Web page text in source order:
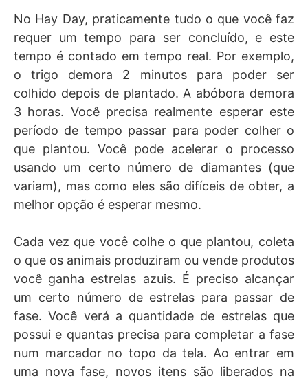
No Hay Day, praticamente tudo o que você faz
requer um tempo para ser concluído, e este
tempo é contado em tempo real. Por exemplo,
o trigo demora 2 minutos para poder ser
colhido depois de plantado. A abóbora demora
3 horas. Você precisa realmente esperar este
período de tempo passar para poder colher o
que plantou. Você pode acelerar o processo
usando um certo número de diamantes (que
variam), mas como eles são difíceis de obter, a
melhor opção é esperar mesmo.
Cada vez que você colhe o que plantou, coleta
o que os animais produziram ou vende produtos
você ganha estrelas azuis. É preciso alcançar
um certo número de estrelas para passar de
fase. Você verá a quantidade de estrelas que
possui e quantas precisa para completar a fase
num marcador no topo da tela. Ao entrar em
uma nova fase, novos itens são liberados na